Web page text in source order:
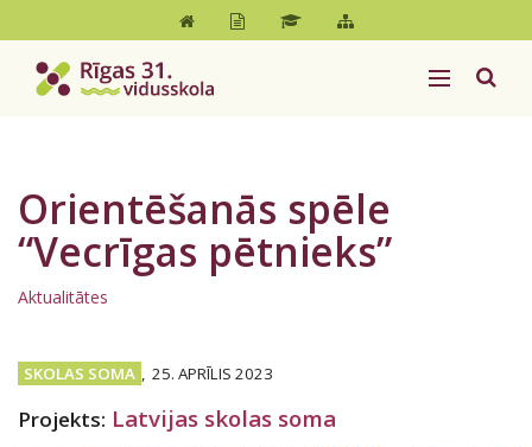
Orientēšanās spēle
“Vecrīgas pētnieks”
Aktualitātes
SKOLAS SOMA , 25. APRĪLIS 2023
Projekts: Latvijas skolas soma